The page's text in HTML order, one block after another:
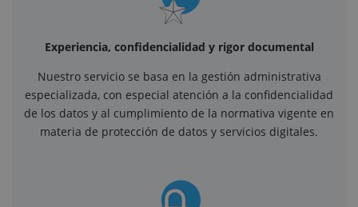
Experiencia, confidencialidad y rigor documental
Nuestro servicio se basa en la gestión administrativa
especializada, con especial atención a la confidencialidad
de los datos y al cumplimiento de la normativa vigente en
materia de protección de datos y servicios digitales.